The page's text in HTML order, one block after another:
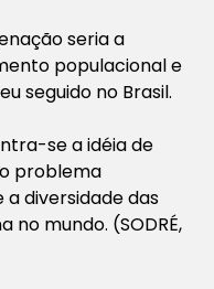
seria a
populacional e
seguido no Brasil.
se a idéia de
problema
diversidade das
no mundo. (SODRÉ,